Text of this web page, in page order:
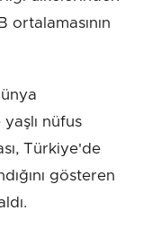
ortalamasının
yaşlı nüfus
Türkiye'de
gösteren